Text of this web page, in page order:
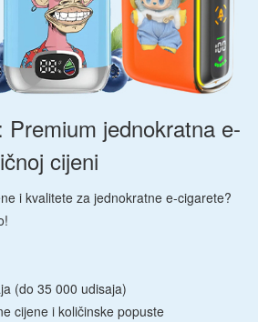
Premium jednokratna e-
cijeni
i kvalitete za jednokratne e-cigarete?
(do 35 000 udisaja)
cijene i količinske popuste